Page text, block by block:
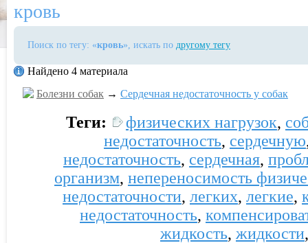
кровь
Поиск по тегу: «кровь», искать по другому тегу
Найдено 4 материала
Болезни собак → Сердечная недостаточность у собак
Теги: физических нагрузок,
недостаточность, сердечную
недостаточность, сердечная,
организм, непереносимость
недостаточности, легких, легкие,
недостаточность,
жидкость, жидкости